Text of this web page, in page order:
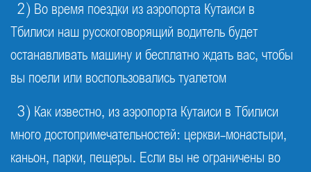
2) Во время поездки из аэропорта Кутаиси в
Тбилиси наш русскоговорящий водитель будет
останавливать машину и бесплатно ждать вас, чтобы
вы поели или воспользовались туалетом
3) Как известно, из аэропорта Кутаиси в Тбилиси
много достопримечательностей: церкви-монастыри,
каньон, парки, пещеры. Если вы не ограничены во